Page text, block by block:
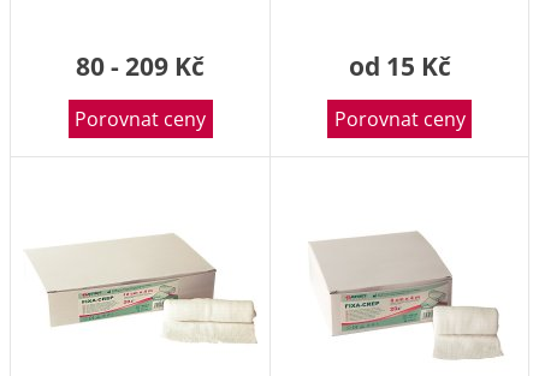
80 - 209 Kč
Porovnat ceny
od 15 Kč
Porovnat ceny